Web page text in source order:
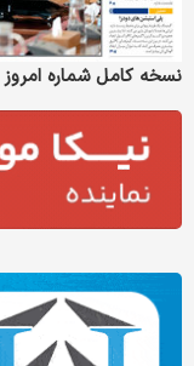
نسخه کامل شماره امروز